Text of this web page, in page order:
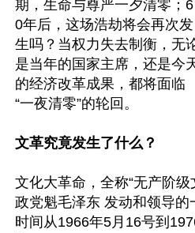
期，生命与尊严一夕清零；6
0年后，这场浩劫将会再次发
生吗？当权力失去制衡，无
是当年的国家主席，还是今
的经济改革成果，都将面临
“一夜清零”的轮回。
文革究竟发生了什么？
文化大革命，全称“无产阶
政党魁毛泽东 发动和领导的
时间从1966年5月16号到